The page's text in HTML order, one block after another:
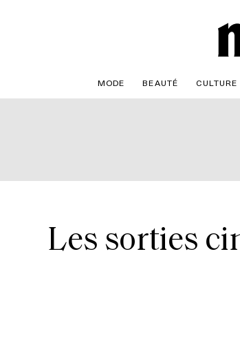
MODE BEAUTÉ CULTURE
Les sorties